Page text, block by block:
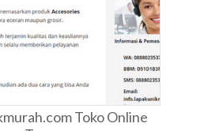
Toko Online